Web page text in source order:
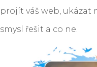
projít váš web, ukázat
smysl řešit a co ne.